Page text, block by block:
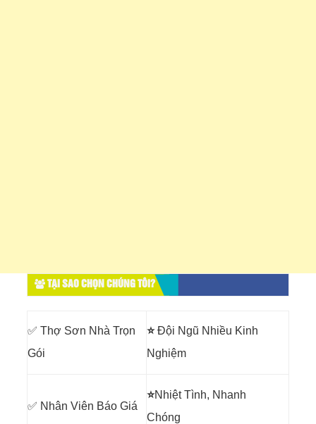
TẠI SAO CHỌN CHÚNG TÔI?
✅ Thợ Sơn Nhà Trọn
Gói
⭐Đội Ngũ Nhiều Kinh
Nghiệm
✅ Nhân Viên Báo Giá
⭐Nhiệt Tình, Nhanh
Chóng